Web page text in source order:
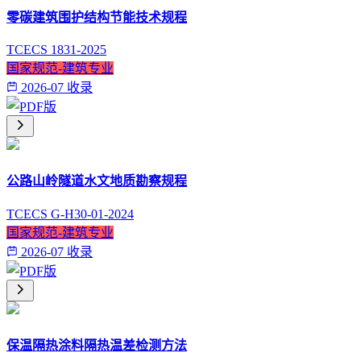
零碳建筑围护结构节能技术规程
TCECS 1831-2025
国家规范-建筑专业
2026-07 收录
公路山岭隧道水文地质勘察规程
TCECS G-H30-01-2024
国家规范-建筑专业
2026-07 收录
保温隔热涂料隔热温差检测方法